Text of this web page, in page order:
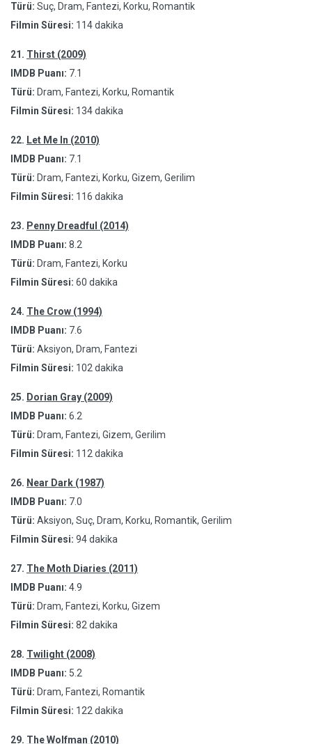
Türü: Suç, Dram, Fantezi, Korku, Romantik
Filmin Süresi: 114 dakika
21. Thirst (2009)
IMDB Puanı: 7.1
Türü: Dram, Fantezi, Korku, Romantik
Filmin Süresi: 134 dakika
22. Let Me In (2010)
IMDB Puanı: 7.1
Türü: Dram, Fantezi, Korku, Gizem, Gerilim
Filmin Süresi: 116 dakika
23. Penny Dreadful (2014)
IMDB Puanı: 8.2
Türü: Dram, Fantezi, Korku
Filmin Süresi: 60 dakika
24. The Crow (1994)
IMDB Puanı: 7.6
Türü: Aksiyon, Dram, Fantezi
Filmin Süresi: 102 dakika
25. Dorian Gray (2009)
IMDB Puanı: 6.2
Türü: Dram, Fantezi, Gizem, Gerilim
Filmin Süresi: 112 dakika
26. Near Dark (1987)
IMDB Puanı: 7.0
Türü: Aksiyon, Suç, Dram, Korku, Romantik, Gerilim
Filmin Süresi: 94 dakika
27. The Moth Diaries (2011)
IMDB Puanı: 4.9
Türü: Dram, Fantezi, Korku, Gizem
Filmin Süresi: 82 dakika
28. Twilight (2008)
IMDB Puanı: 5.2
Türü: Dram, Fantezi, Romantik
Filmin Süresi: 122 dakika
29. The Wolfman (2010)